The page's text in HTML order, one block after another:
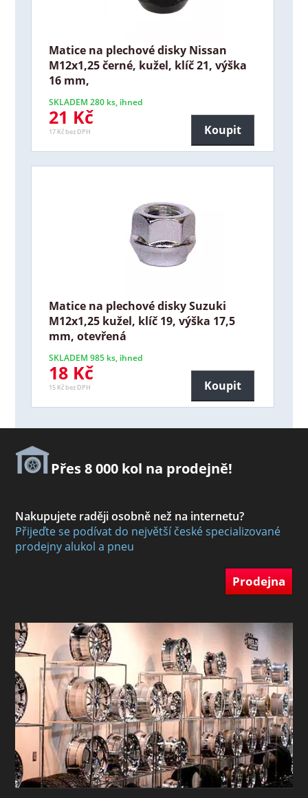
Matice na plechové disky Nissan
M12x1,25 černé, kužel, klíč 21, výška
16 mm,
SKLADEM 280 ks, ihned
21 Kč
17 Kč bez DPH Koupit
Matice na plechové disky Suzuki
M12x1,25 kužel, klíč 19, výška 17,5
mm, otevřená
SKLADEM 985 ks, ihned
18 Kč
15 Kč bez DPH Koupit
Přes 8 000 kol na prodejně!
Nakupujete raději osobně než na internetu?
Přijeďte se podívat do největší české specializované
prodejny alukol a pneu
Prodejna